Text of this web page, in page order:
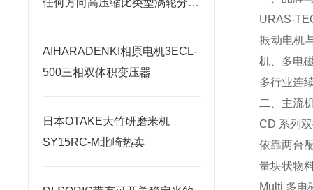
任何方向高压缩比类型涡轮分子
AIHARADENKI相原电机3ECL-
500三相双体积变压器
日本OTAKE大竹研磨米机
SY15RC-M北崎热卖
URAS-
振动电机
机、多电
多行业连
二、主流
CD 系列
依靠两台
量块状物
Multi 多电